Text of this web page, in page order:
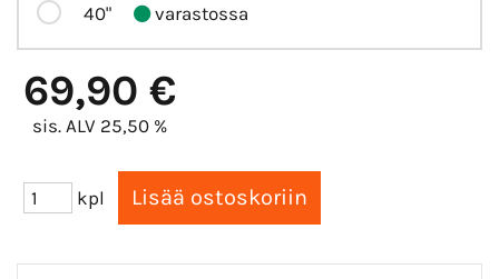
40" varastossa
69,90 €
sis. ALV 25,50 %
kpl